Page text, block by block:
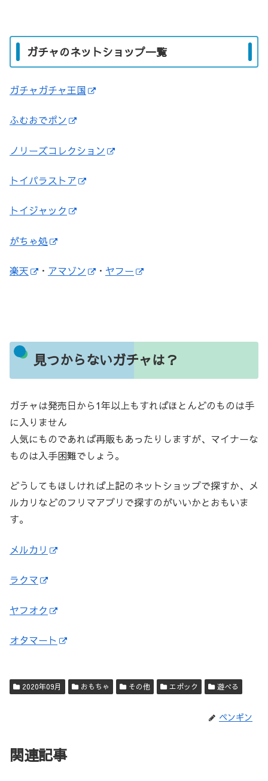
ガチャのネットショップ一覧
ガチャガチャ王国
ふむおでポン
ノリーズコレクション
トイパラストア
トイジャック
がちゃ処
楽天 ・ アマゾン ・ ヤフー
見つからないガチャは？
ガチャは発売日から1年以上もすればほとんどのものは手
に入りません
人気にものであれば再販もあったりしますが、マイナーな
ものは入手困難でしょう。
どうしてもほしければ上記のネットショップで探すか、メ
ルカリなどのフリマアプリで探すのがいいかとおもいま
す。
メルカリ
ラクマ
ヤフオク
オタマート
2020年09月 おもちゃ その他 エポック 遊べる
ペンギン
関連記事